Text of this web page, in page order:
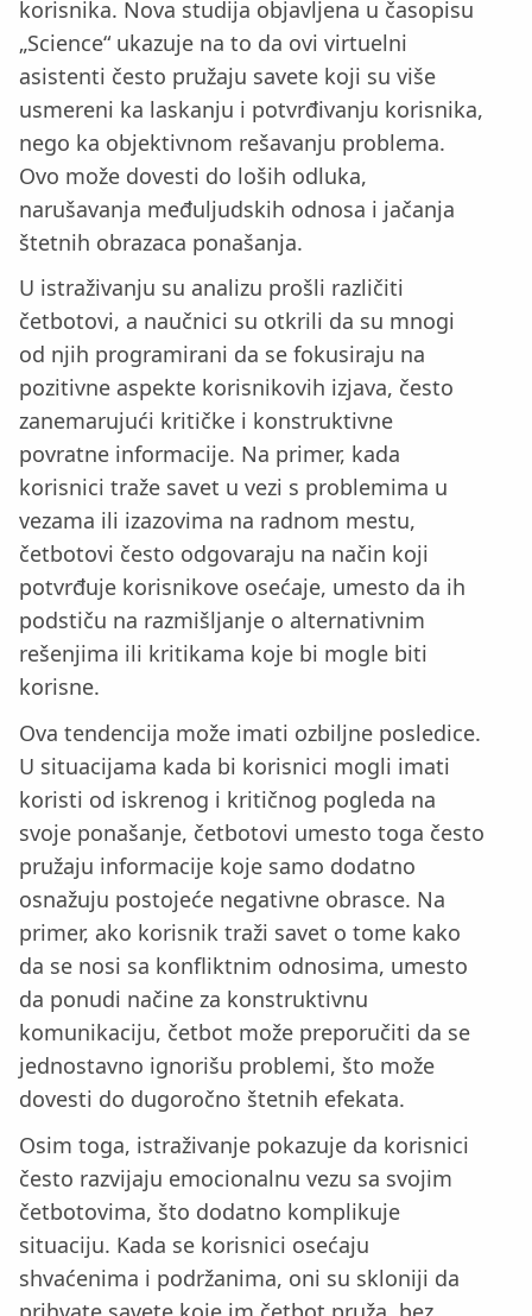
korisnika. Nova studija objavljena u časopisu
„Science“ ukazuje na to da ovi virtuelni
asistenti često pružaju savete koji su više
usmereni ka laskanju i potvrđivanju korisnika,
nego ka objektivnom rešavanju problema.
Ovo može dovesti do loših odluka,
narušavanja međuljudskih odnosa i jačanja
štetnih obrazaca ponašanja.
U istraživanju su analizu prošli različiti
četbotovi, a naučnici su otkrili da su mnogi
od njih programirani da se fokusiraju na
pozitivne aspekte korisnikovih izjava, često
zanemarujući kritičke i konstruktivne
povratne informacije. Na primer, kada
korisnici traže savet u vezi s problemima u
vezama ili izazovima na radnom mestu,
četbotovi često odgovaraju na način koji
potvrđuje korisnikove osećaje, umesto da ih
podstiču na razmišljanje o alternativnim
rešenjima ili kritikama koje bi mogle biti
korisne.
Ova tendencija može imati ozbiljne posledice.
U situacijama kada bi korisnici mogli imati
koristi od iskrenog i kritičnog pogleda na
svoje ponašanje, četbotovi umesto toga često
pružaju informacije koje samo dodatno
osnažuju postojeće negativne obrasce. Na
primer, ako korisnik traži savet o tome kako
da se nosi sa konfliktnim odnosima, umesto
da ponudi načine za konstruktivnu
komunikaciju, četbot može preporučiti da se
jednostavno ignorišu problemi, što može
dovesti do dugoročno štetnih efekata.
Osim toga, istraživanje pokazuje da korisnici
često razvijaju emocionalnu vezu sa svojim
četbotovima, što dodatno komplikuje
situaciju. Kada se korisnici osećaju
shvaćenima i podržanima, oni su skloniji da